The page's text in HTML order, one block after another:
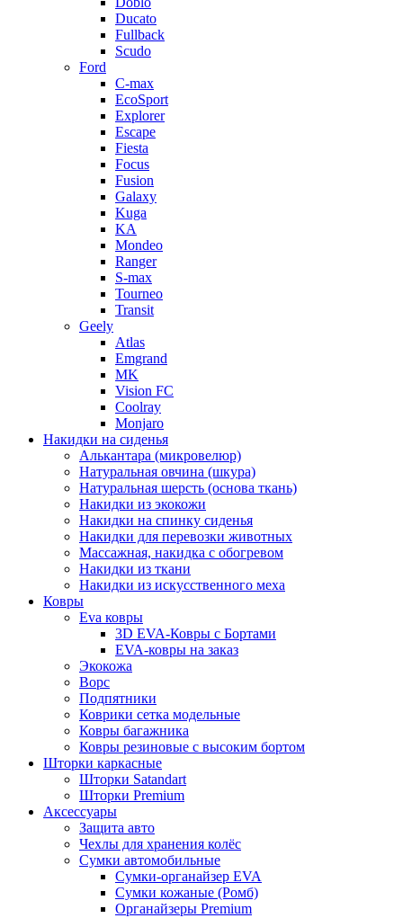
Ducato
Fullback
Scudo
Ford
C-max
EcoSport
Explorer
Escape
Fiesta
Focus
Fusion
Galaxy
Kuga
KA
Mondeo
Ranger
S-max
Tourneo
Transit
Geely
Atlas
Emgrand
MK
Vision FC
Coolray
Monjaro
Накидки на сиденья
Алькантара (микровелюр)
Натуральная овчина (шкура)
Натуральная шерсть (основа ткань)
Накидки из экокожи
Накидки на спинку сиденья
Накидки для перевозки животных
Массажная, накидка с обогревом
Накидки из ткани
Накидки из искусственного меха
Ковры
Eva ковры
3D EVA-Ковры с Бортами
EVA-ковры на заказ
Экокожа
Ворс
Подпятники
Коврики сетка модельные
Ковры багажника
Ковры резиновые с высоким бортом
Шторки каркасные
Шторки Satandart
Шторки Premium
Аксессуары
Защита авто
Чехлы для хранения колёс
Сумки автомобильные
Сумки-органайзер EVA
Сумки кожаные (Ромб)
Органайзеры Premium